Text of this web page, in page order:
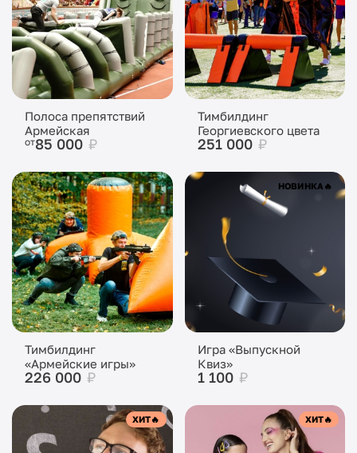
Полоса препятствий
Армейская
от85 000 ₽
Тимбилдинг
Георгиевского цвета
251 000 ₽
Тимбилдинг
«Армейские игры»
226 000 ₽
НОВИНКА 🔥
Игра «Выпускной
Квиз»
1 100 ₽
ХИТ🔥 ХИТ🔥